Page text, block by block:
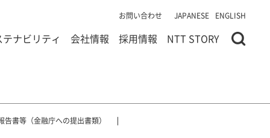
お問い合わせ JAPANESE ENGLISH
テナビリティ 会社情報 採用情報 NTT STORY
告書等（金融庁への提出書類）